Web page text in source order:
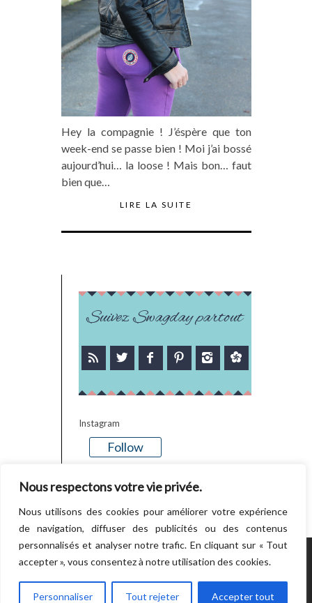
Nous respectons votre vie privée.
Nous utilisons des cookies pour améliorer votre expérience
de navigation, diffuser des publicités ou des contenus
personnalisés et analyser notre trafic. En cliquant sur « Tout
accepter », vous consentez à notre utilisation des cookies.
Personnaliser Tout rejeter Accepter tout
Hey la compagnie ! J’éspère que ton
week-end se passe bien ! Moi j’ai bossé
aujourd’hui… la loose ! Mais bon… faut
bien que…
LIRE LA SUITE
Suivez Swagday partout
Instagram
Follow
POWERED BY WORDPRESS.CREATED BY
THEMESINDEP
RETOUR EN HAUT